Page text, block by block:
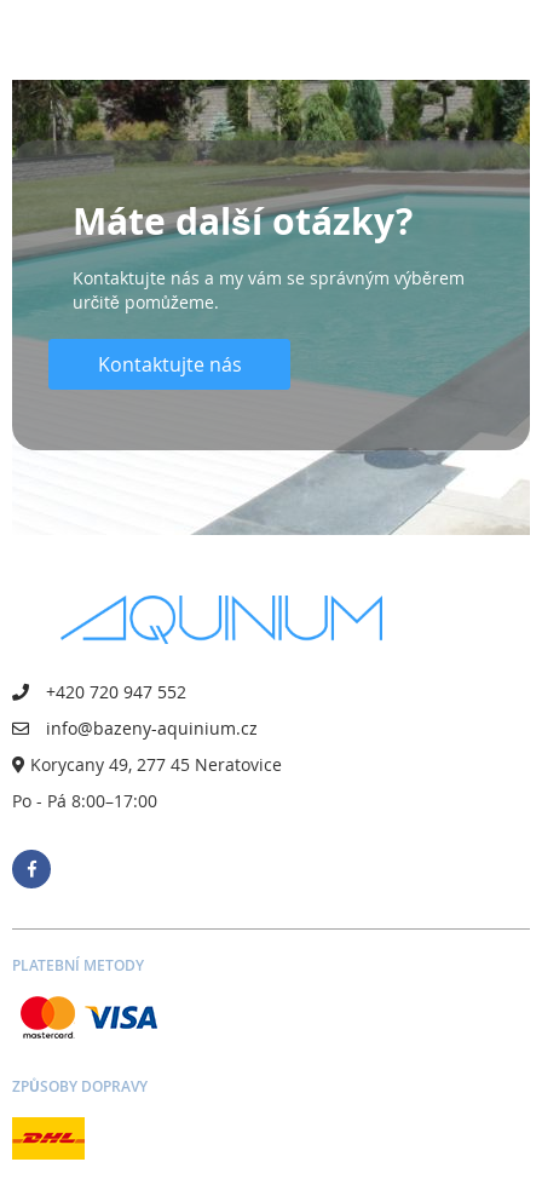
Máte další otázky?
Kontaktujte nás a my vám se správným výběrem
určitě pomůžeme.
Kontaktujte nás
+420 720 947 552
info@bazeny-aquinium.cz
Korycany 49, 277 45 Neratovice
Po - Pá 8:00–17:00
PLATEBNÍ METODY
ZPŮSOBY DOPRAVY